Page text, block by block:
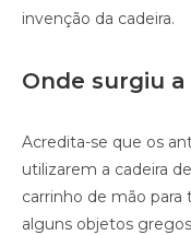
invenção da cadeira.
Onde surgiu
Acredita-se que os
utilizarem a cadeira
carrinho de mão
alguns objetos